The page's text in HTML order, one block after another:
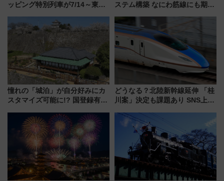
ッピング特別列車が7/14～東
ー！ 注目の編成やデザインまと
め
ステム構築 なにわ筋線にも期待
憧れの「城泊」が自分好みにカ
スタマイズ可能に!? 国登録有形
にオーダーメイド型の宿泊プラ
ンが誕生！
どうなる？北陸新幹線延伸 「桂
川案」決定も課題あり SNS上の